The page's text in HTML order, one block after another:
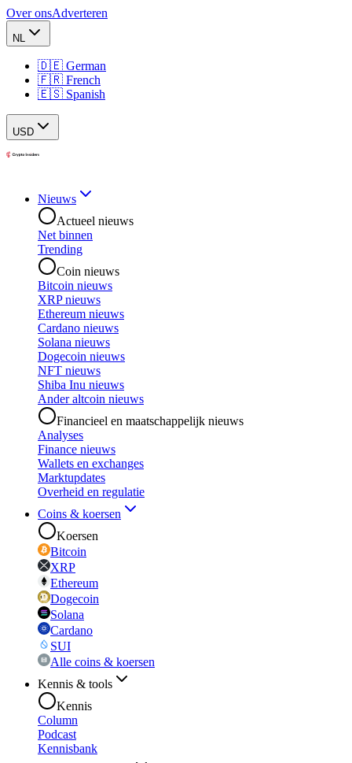
Over onsAdverteren
NL
🇩🇪 German
🇫🇷 French
🇪🇸 Spanish
USD
Nieuws
Actueel nieuws
Net binnen
Trending
Coin nieuws
Bitcoin nieuws
XRP nieuws
Ethereum nieuws
Cardano nieuws
Solana nieuws
Dogecoin nieuws
NFT nieuws
Shiba Inu nieuws
Ander altcoin nieuws
Financieel en maatschappelijk nieuws
Analyses
Finance nieuws
Wallets en exchanges
Marktupdates
Overheid en regulatie
Coins & koersen
Koersen
Bitcoin
XRP
Ethereum
Dogecoin
Solana
Cardano
SUI
Alle coins & koersen
Kennis & tools
Kennis
Column
Podcast
Kennisbank